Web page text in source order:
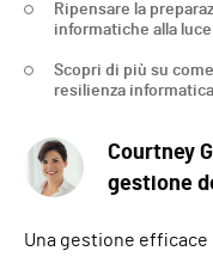
Ripensare la
informatiche alla
Scopri di più su
resilienza informatica
Courtney
gestione
Una gestione